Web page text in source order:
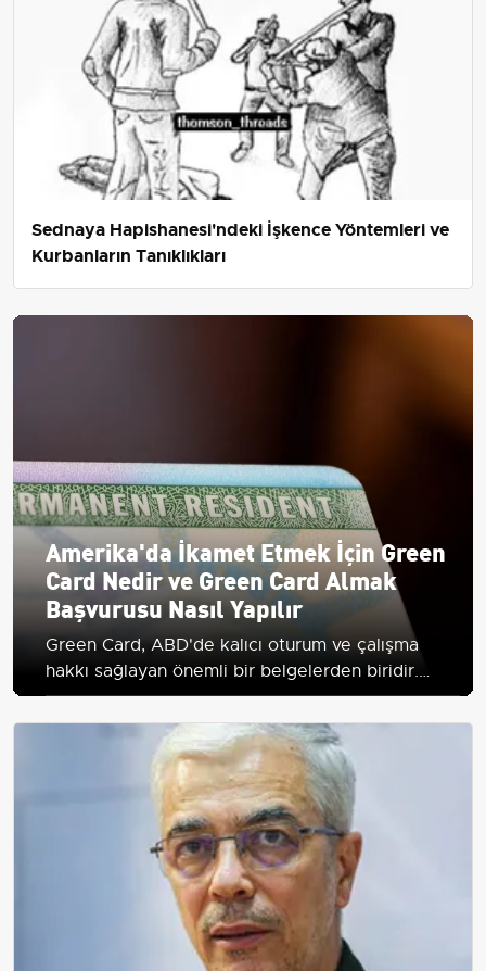
Sednaya Hapishanesi'ndeki İşkence Yöntemleri ve
Kurbanların Tanıklıkları
Amerika'da İkamet Etmek İçin Green
Card Nedir ve Green Card Almak
Başvurusu Nasıl Yapılır
Green Card, ABD'de kalıcı oturum ve çalışma
hakkı sağlayan önemli bir belgelerden biridir.
Başvuru süreci ve avantajları hakkında detaylı
bilgi edinin.